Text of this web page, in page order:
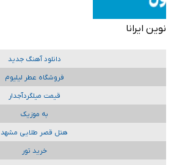
نوین ایرانا
دانلود آهنگ جدید
فروشگاه عطر لیلیوم
قیمت میلگردآجدار
به موزیک
هتل قصر طلایی مشهد
خرید تور